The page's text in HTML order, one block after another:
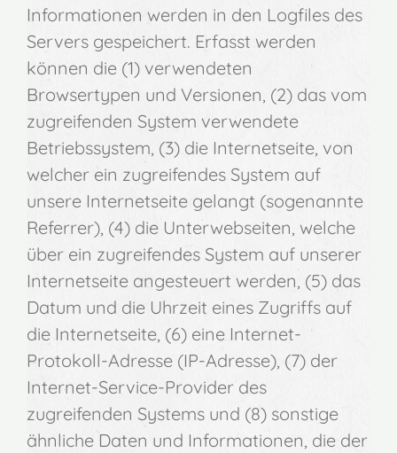
Informationen werden in den Logfiles des
Servers gespeichert. Erfasst werden
können die (1) verwendeten
Browsertypen und Versionen, (2) das vom
zugreifenden System verwendete
Betriebssystem, (3) die Internetseite, von
welcher ein zugreifendes System auf
unsere Internetseite gelangt (sogenannte
Referrer), (4) die Unterwebseiten, welche
über ein zugreifendes System auf unserer
Internetseite angesteuert werden, (5) das
Datum und die Uhrzeit eines Zugriffs auf
die Internetseite, (6) eine Internet-
Protokoll-Adresse (IP-Adresse), (7) der
Internet-Service-Provider des
zugreifenden Systems und (8) sonstige
ähnliche Daten und Informationen, die der